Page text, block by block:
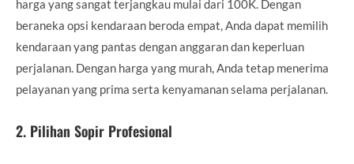
harga yang sangat terjangkau mulai dari 100K. Dengan
beraneka opsi kendaraan beroda empat, Anda dapat memilih
kendaraan yang pantas dengan anggaran dan keperluan
perjalanan. Dengan harga yang murah, Anda tetap menerima
pelayanan yang prima serta kenyamanan selama perjalanan.
2. Pilihan Sopir Profesional